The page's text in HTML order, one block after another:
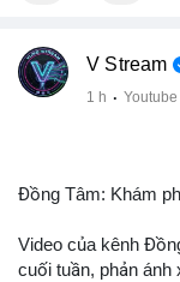
V Stream
1 h · Youtube
Đồng Tâm: Khám
Video của kênh
cuối tuần, phản ánh